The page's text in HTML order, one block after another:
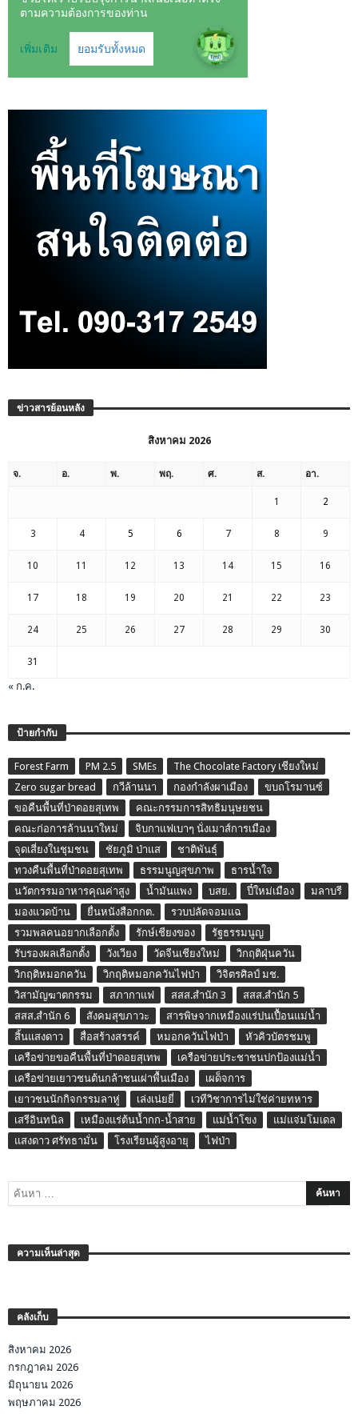
ข่าวสารย้อนหลัง
สิงหาคม 2026
จ. อ. พ. พฤ. ศ. ส. อา.
1 2
3 4 5 6 7 8 9
10 11 12 13 14 15 16
17 18 19 20 21 22 23
24 25 26 27 28 29 30
31
« ก.ค.
ป้ายกำกับ
Forest Farm PM 2.5 SMEs
The Chocolate Factory เชียงใหม่
Zero sugar bread
กวีล้านนา กองกำลังผาเมือง
ขบถโรมานซ์
ขอคืนพื้นที่ป่าดอยสุเทพ
คณะกรรมการสิทธิมนุษยชน
คณะก่อการล้านนาใหม่
จิบกาแฟเบาๆ นั่งเมาส์การเมือง
จุดเสี่ยงในชุมชน
ชัยภูมิ ป่าแส
ชาติพันธุ์
ทวงคืนพื้นที่ป่าดอยสุเทพ
ธรรมนูญสุขภาพ
ธารน้ำใจ
นวัตกรรมอาหารคุณค่าสูง
น้ำมันแพง บสย. ปี๋ใหม่เมือง
มลาบรี
มองแวดบ้าน
ยื่นหนังสือกกต.
รวบปลัดจอมแฉ
รวมพลคนอยากเลือกตั้ง
รักษ์เชียงของ
รัฐธรรมนูญ
รับรองผลเลือกตั้ง
วังเวียง วัดจีนเชียงใหม่
วิกฤติฝุ่นควัน
วิกฤติหมอกควัน
วิกฤติหมอกควันไฟป่า
วิจิตรศิลป์ มช.
วิสามัญฆาตกรรม
สภากาแฟ สสส.สำนัก 3
สสส.สำนัก 5
สสส.สำนัก 6
สังคมสุขภาวะ
สารพิษจากเหมืองแร่ปนเปื้อนแม่น้ำ
สิ้นแสงดาว
สื่อสร้างสรรค์ หมอกควันไฟป่า
หัวคิวบัตรชมพู
เครือข่ายขอคืนพื้นที่ป่าดอยสุเทพ
เครือข่ายประชาชนปกป้องแม่น้ำ
เครือข่ายเยาวชนต้นกล้าชนเผ่าพื้นเมือง
เผด็จการ
เยาวชนนักกิจกรรมลาหู่
เล่งเน่ยยี่
เวทีวิชาการไม่ใช่ค่ายทหาร
เสรีอินทนิล
เหมืองแร่ต้นน้ำกก-น้ำสาย แม่น้ำโขง
แม่แจ่มโมเดล
แสงดาว ศรัทธามั่น
โรงเรียนผู้สูงอายุ ไฟป่า
ความเห็นล่าสุด
คลังเก็บ
สิงหาคม 2026
กรกฎาคม 2026
มิถุนายน 2026
พฤษภาคม 2026